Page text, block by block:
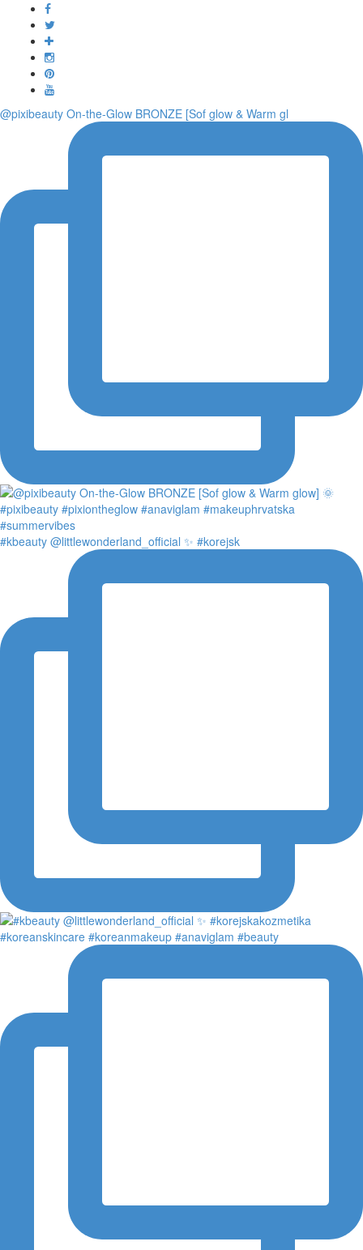
@pixibeauty On-the-Glow BRONZE [Sof glow & Warm gl
#kbeauty @littlewonderland_official ✨ #korejsk